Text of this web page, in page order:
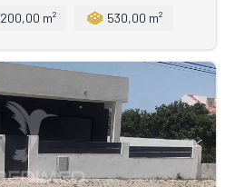
200,00 m² 530,00 m²